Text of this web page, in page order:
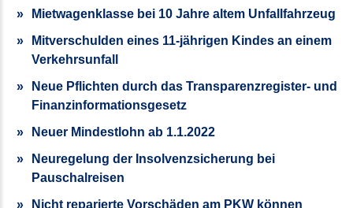
Mietwagenklasse bei 10 Jahre altem Unfallfahrzeug
Mitverschulden eines 11-jährigen Kindes an einem
Verkehrsunfall
Neue Pflichten durch das Transparenzregister- und
Finanzinformationsgesetz
Neuer Mindestlohn ab 1.1.2022
Neuregelung der Insolvenzsicherung bei
Pauschalreisen
Nicht reparierte Vorschäden am PKW können